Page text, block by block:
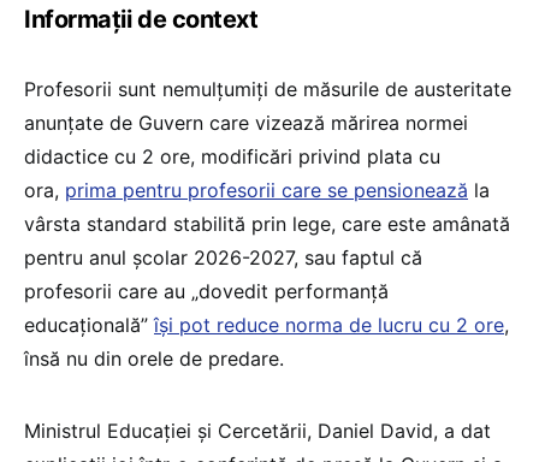
Informații de context
Profesorii sunt nemulțumiți de măsurile de austeritate
anunțate de Guvern care vizează mărirea normei
didactice cu 2 ore, modificări privind plata cu
ora, prima pentru profesorii care se pensionează la
vârsta standard stabilită prin lege, care este amânată
pentru anul școlar 2026-2027, sau faptul că
profesorii care au „dovedit performanță
educațională”își pot reduce norma de lucru cu 2 ore,
însă nu din orele de predare.
Ministrul Educației și Cercetării, Daniel David, a dat